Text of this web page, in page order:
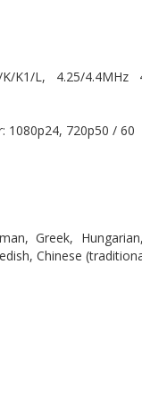
K1/L, 4.25/4.4MHz
1080p24, 720p50 / 60
Greek,
Chinese